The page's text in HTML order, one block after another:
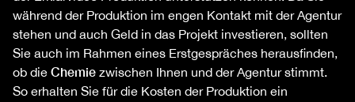
während der Produktion im engen Kontakt mit der Agentur
stehen und auch Geld in das Projekt investieren, sollten
Sie auch im Rahmen eines Erstgespräches herausfinden,
ob die Chemie zwischen Ihnen und der Agentur stimmt.
So erhalten Sie für die Kosten der Produktion ein